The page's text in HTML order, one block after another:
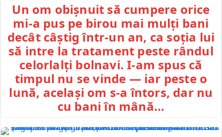
Un om obișnuit să cumpere orice
mi-a pus pe birou mai mulți bani
decât câștig într-un an, ca soția lui
să intre la tratament peste rândul
celorlalți bolnavi. I-am spus că
timpul nu se vinde — iar peste o
lună, același om s-a întors, dar nu
cu bani în mână…